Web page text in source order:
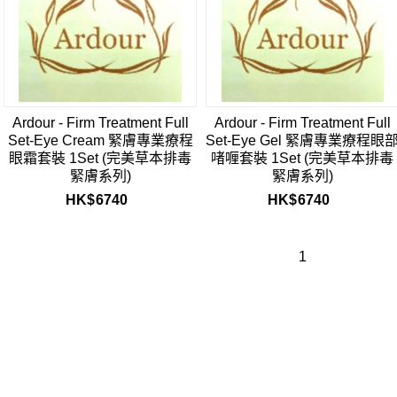
Ardour - Firm Treatment Full
Set-Eye Cream 緊膚專業療程
眼霜套裝 1Set (完美草本排毒
緊膚系列)
HK$6740
Ardour - Firm Treatment Full
Set-Eye Gel 緊膚專業療程眼部
啫喱套裝 1Set (完美草本排毒
緊膚系列)
HK$6740
1